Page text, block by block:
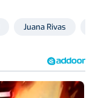
Juana Rivas